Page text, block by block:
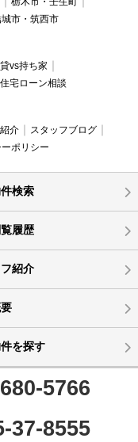
市・筑西市
vs持ち家
住宅ローン相談
介
スタッフブログ
ポリシー
検索
履歴
紹介
を探す
5766
37-8555